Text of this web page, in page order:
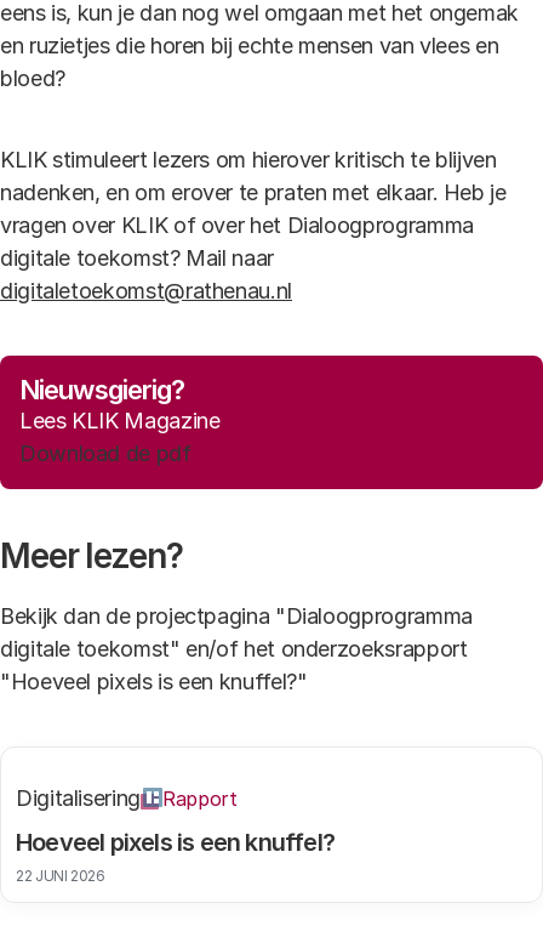
eens is, kun je dan nog wel omgaan met het ongemak
en ruzietjes die horen bij echte mensen van vlees en
bloed?
KLIK stimuleert lezers om hierover kritisch te blijven
nadenken, en om erover te praten met elkaar. Heb je
vragen over KLIK of over het Dialoogprogramma
digitale toekomst? Mail naar
digitaletoekomst@rathenau.nl
Nieuwsgierig?
Lees KLIK Magazine
Download de pdf
Meer lezen?
Bekijk dan de projectpagina "Dialoogprogramma
digitale toekomst" en/of het onderzoeksrapport
"Hoeveel pixels is een knuffel?"
Hoeveel pixels is een knuffel?
Digitalisering Rapport
22 JUNI 2026